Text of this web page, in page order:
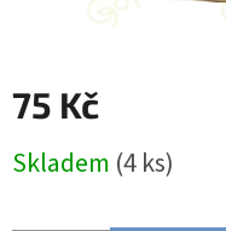
75 Kč
cena:
Skladem (4 ks)